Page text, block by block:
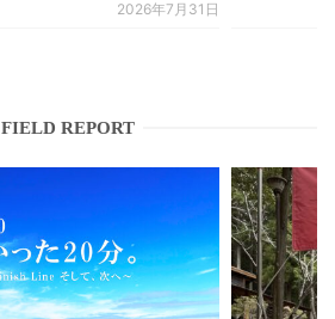
2026年7月31日
FIELD REPORT